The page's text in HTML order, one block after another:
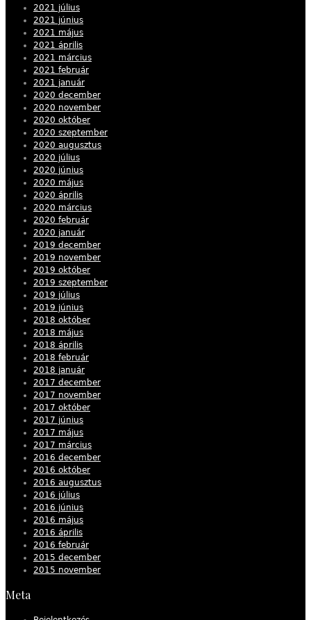
2021 július
2021 június
2021 május
2021 április
2021 március
2021 február
2021 január
2020 december
2020 november
2020 október
2020 szeptember
2020 augusztus
2020 július
2020 június
2020 május
2020 április
2020 március
2020 február
2020 január
2019 december
2019 november
2019 október
2019 szeptember
2019 július
2019 június
2018 október
2018 május
2018 április
2018 február
2018 január
2017 december
2017 november
2017 október
2017 június
2017 május
2017 március
2016 december
2016 október
2016 augusztus
2016 július
2016 június
2016 május
2016 április
2016 február
2015 december
2015 november
Meta